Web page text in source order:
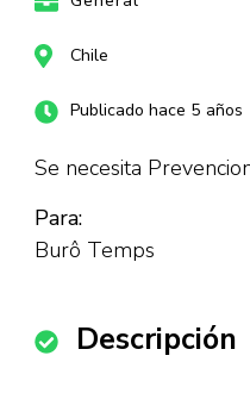
Chile
Publicado hace 5 años
Se necesita
Para:
Burô Temps
Descripción